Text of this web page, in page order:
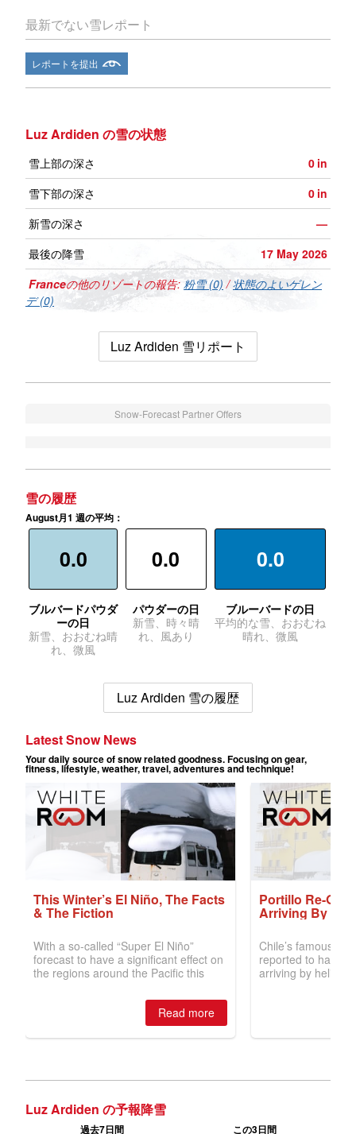
最新でない雪レポート
レポートを提出
Luz Ardiden の雪の状態
雪上部の深さ 0 in
雪下部の深さ
0 in
新雪の深さ
—
最後の降雪
17 May 2026
Franceの他のリゾートの報告: 粉雪 (0) /状態のよいゲレン
デ (0)
Luz Ardiden 雪リポート
Snow-Forecast Partner Offers
雪の履歴
August月1 週の平均：
0.0
ブルバードパウダ
ーの日
新雪、おおむね晴
れ、微風
0.0
パウダーの日
新雪、時々晴
れ、風あり
0.0
ブルーバードの日
平均的な雪、おおむね
晴れ、微風
Luz Ardiden 雪の履歴
Luz Ardiden の予報降雪
過去7日間 この3日間